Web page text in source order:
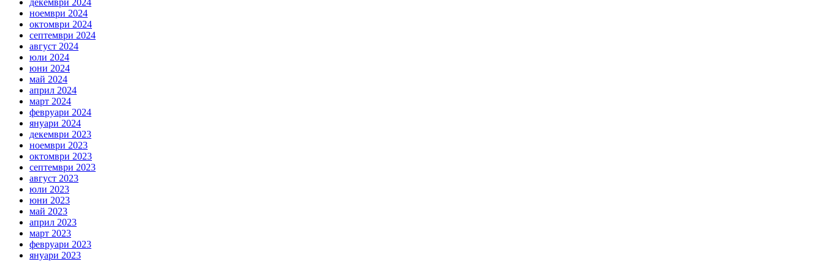
ноември 2024
октомври 2024
септември 2024
август 2024
юли 2024
юни 2024
май 2024
април 2024
март 2024
февруари 2024
януари 2024
декември 2023
ноември 2023
октомври 2023
септември 2023
август 2023
юли 2023
юни 2023
май 2023
април 2023
март 2023
февруари 2023
януари 2023